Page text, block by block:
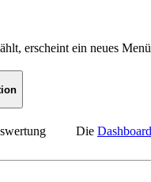
erscheint ein neues
Die